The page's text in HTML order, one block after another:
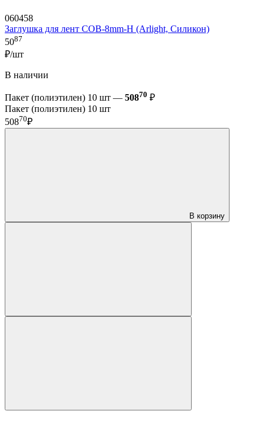
060458
Заглушка для лент COB-8mm-H (Arlight, Силикон)
5087
₽/шт
В наличии
Пакет (полиэтилен) 10 шт — 50870 ₽
Пакет (полиэтилен) 10 шт
50870₽
В корзину